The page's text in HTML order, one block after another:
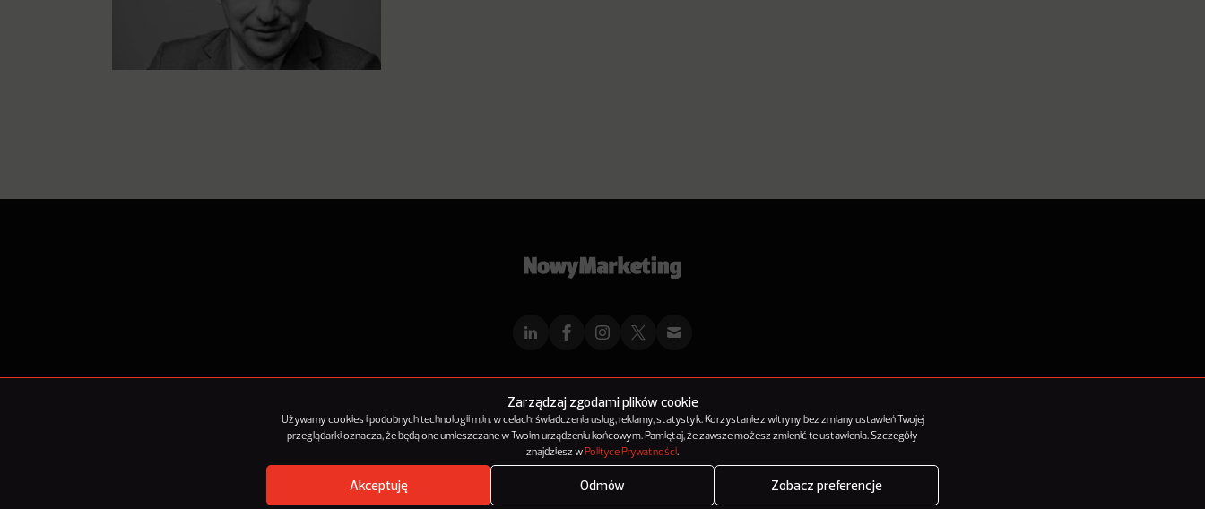
Zarządzaj zgodami plików cookie
Używamy cookies i podobnych technologii m.in. w celach: świadczenia usług, reklamy, statystyk. Korzystanie z witryny bez zmiany ustawień Twojej
przeglądarki oznacza, że będą one umieszczane w Twoim urządzeniu końcowym. Pamiętaj, że zawsze możesz zmienić te ustawienia. Szczegóły
znajdziesz w Polityce Prywatności.
Akceptuję Odmów Zobacz preferencje
ReklamaKontaktPolityka PrywatnościKanał RSS
NowyMarketing jest marką 143Media Sp. z o.o.